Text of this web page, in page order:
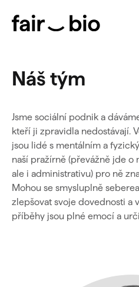
obsah
Náš tým
Jsme sociální podnik a
kteří ji zpravidla nedostávají.
jsou lidé s mentálním a
naší pražírně (převážně jde o
ale i administrativu) pro ně
Mohou se smysluplně
zlepšovat svoje dovednosti a
příběhy jsou plné emocí a